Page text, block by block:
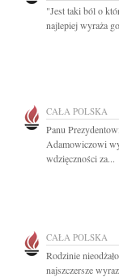
"Jest taki ból o
najlepiej wyraża
CAŁA POLSKA
Panu
Adamowiczowi
wdzięczności za...
CAŁA POLSKA
Rodzinie
najszczersze